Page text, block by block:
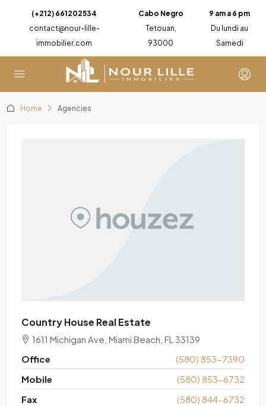
(+212) 661202534
contact@nour-lille-
immobilier.com
Cabo Negro
Tetouan,
93000
9 am a 6 pm
Du lundi au
Samedi
Home Agencies
Country House Real Estate
1611 Michigan Ave, Miami Beach, FL 33139
Office
(580) 853-7390
Mobile
(580) 853-6732
Fax
(580) 844-6732